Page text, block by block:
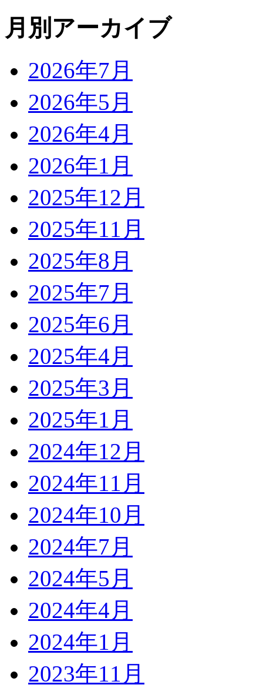
月別アーカイブ
2026年7月
2026年5月
2026年4月
2026年1月
2025年12月
2025年11月
2025年8月
2025年7月
2025年6月
2025年4月
2025年3月
2025年1月
2024年12月
2024年11月
2024年10月
2024年7月
2024年5月
2024年4月
2024年1月
2023年11月